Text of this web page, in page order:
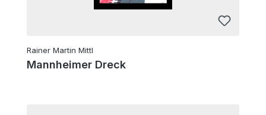
Rainer Martin Mittl
Mannheimer Dreck